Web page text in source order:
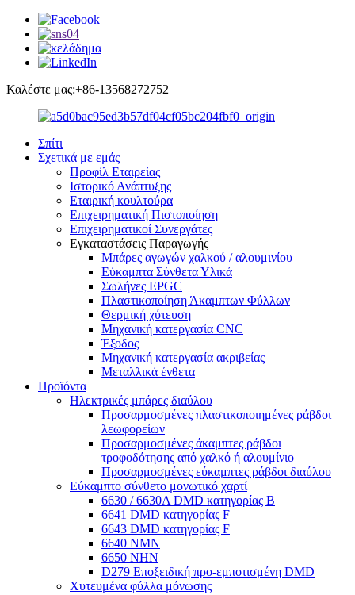
Καλέστε μας:+86-13568272752
Σπίτι
Σχετικά με εμάς
Προφίλ Εταιρείας
Ιστορικό Ανάπτυξης
Εταιρική κουλτούρα
Επιχειρηματική Πιστοποίηση
Επιχειρηματικοί Συνεργάτες
Εγκαταστάσεις Παραγωγής
Μπάρες αγωγών χαλκού / αλουμινίου
Εύκαμπτα Σύνθετα Υλικά
Σωλήνες EPGC
Πλαστικοποίηση Άκαμπτων Φύλλων
Θερμική χύτευση
Μηχανική κατεργασία CNC
Έξοδος
Μηχανική κατεργασία ακριβείας
Μεταλλικά ένθετα
Προϊόντα
Ηλεκτρικές μπάρες διαύλου
Προσαρμοσμένες πλαστικοποιημένες ράβδοι
λεωφορείων
Προσαρμοσμένες άκαμπτες ράβδοι
τροφοδότησης από χαλκό ή αλουμίνιο
Προσαρμοσμένες εύκαμπτες ράβδοι διαύλου
Εύκαμπτο σύνθετο μονωτικό χαρτί
6630 / 6630A DMD κατηγορίας Β
6641 DMD κατηγορίας F
6643 DMD κατηγορίας F
6640 ΝΜΝ
6650 NHN
D279 Εποξειδική προ-εμποτισμένη DMD
Χυτευμένα φύλλα μόνωσης